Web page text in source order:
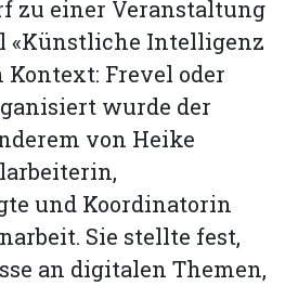
zu einer Veranstaltung
«Künstliche Intelligenz
Frevel oder
wurde der
von Heike
und Koordinatorin
Sie stellte fest,
an digitalen Themen,